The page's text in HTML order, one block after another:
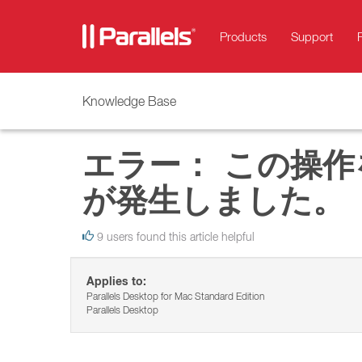
Products Support
Knowledge Base
エラー： この操
が発生しました。
9 users found this article helpful
Applies to:
Parallels Desktop for Mac Standard Edition
Parallels Desktop